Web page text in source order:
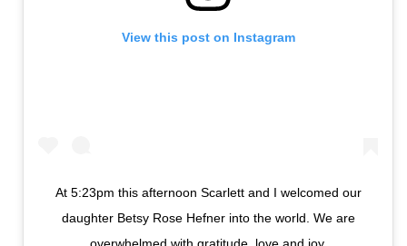
View this post on Instagram
At 5:23pm this afternoon Scarlett and I welcomed our
daughter Betsy Rose Hefner into the world. We are